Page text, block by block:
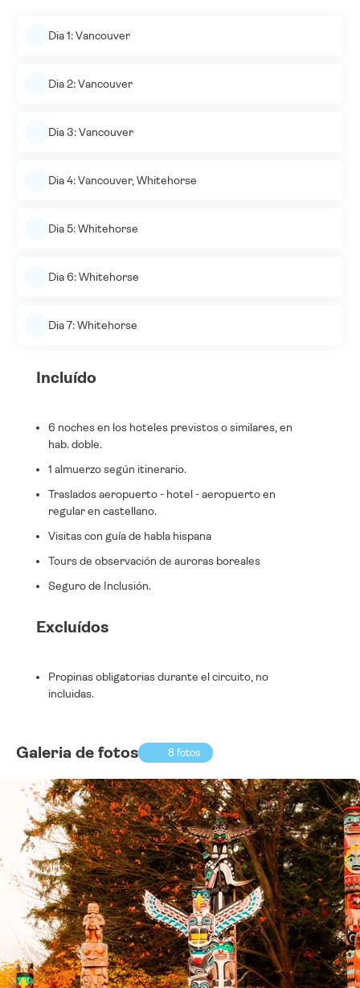
Dia 1: Vancouver
Dia 2: Vancouver
Dia 3: Vancouver
Dia 4: Vancouver, Whitehorse
Dia 5: Whitehorse
Dia 6: Whitehorse
Dia 7: Whitehorse
Incluído
6 noches en los hoteles previstos o similares, en
hab. doble.
1 almuerzo según itinerario.
Traslados aeropuerto - hotel - aeropuerto en
regular en castellano.
Visitas con guía de habla hispana
Tours de observación de auroras boreales
Seguro de Inclusión.
Excluídos
Propinas obligatorias durante el circuito, no
incluidas.
Galeria de fotos 8 fotos